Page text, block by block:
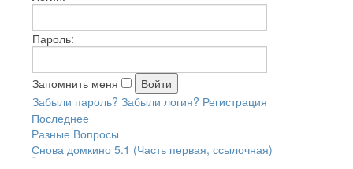
Пароль:
Запомнить меня
Забыли пароль? Забыли логин? Регистрация
Последнее
Разные Вопросы
Снова домкино 5.1 (Часть первая, ссылочная)